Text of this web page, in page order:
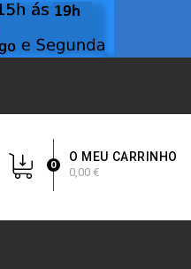
O MEU CARRINHO
0
0,00 €